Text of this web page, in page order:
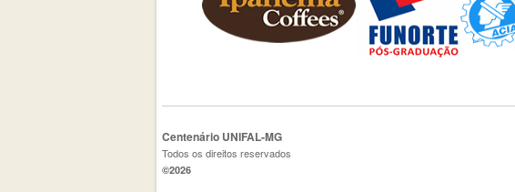
Centenário UNIFAL-MG
Todos os direitos reservados
©2026